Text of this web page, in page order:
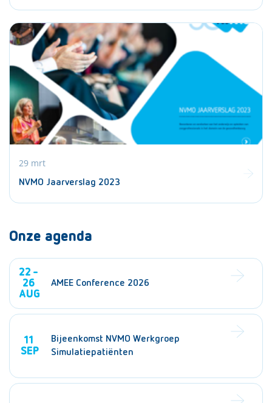
29 mrt
NVMO Jaarverslag 2023
Onze agenda
22 -
26
AUG
AMEE Conference 2026
11
SEP
Bijeenkomst NVMO Werkgroep
Simulatiepatiënten